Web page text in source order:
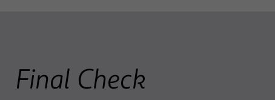
Final Check